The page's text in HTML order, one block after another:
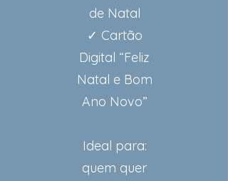
de Natal
✓ Cartão
Digital “Feliz
Natal e Bom
Ano Novo”
Ideal para:
quem quer